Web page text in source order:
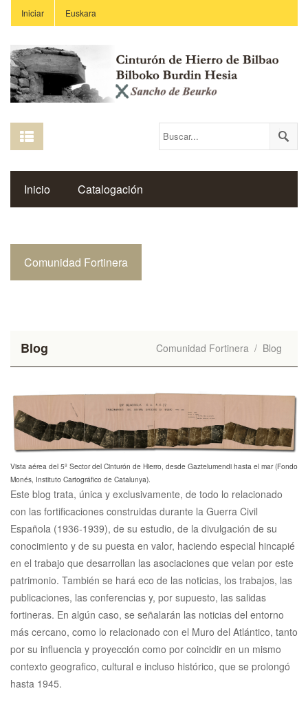
Iniciar Euskara
Inicio Catalogación
Comunidad Fortinera
Blog Comunidad Fortinera / Blog
Vista aérea del 5º Sector del Cinturón de Hierro, desde Gaztelumendi hasta el mar (Fondo
Monés, Instituto Cartográfico de Catalunya).
Este blog trata, única y exclusivamente, de todo lo relacionado
con las fortificaciones construidas durante la Guerra Civil
Española (1936-1939), de su estudio, de la divulgación de su
conocimiento y de su puesta en valor, haciendo especial hincapié
en el trabajo que desarrollan las asociaciones que velan por este
patrimonio. También se hará eco de las noticias, los trabajos, las
publicaciones, las conferencias y, por supuesto, las salidas
fortineras. En algún caso, se señalarán las noticias del entorno
más cercano, como lo relacionado con el Muro del Atlántico, tanto
por su influencia y proyección como por coincidir en un mismo
contexto geografico, cultural e incluso histórico, que se prolongó
hasta 1945.